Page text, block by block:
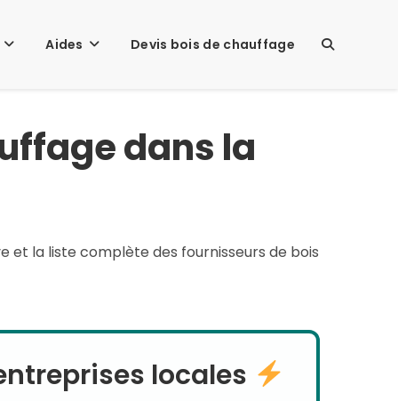
Aides Devis bois de chauffage TOGGLE
dans la
et la liste complète des fournisseurs de bois
locales